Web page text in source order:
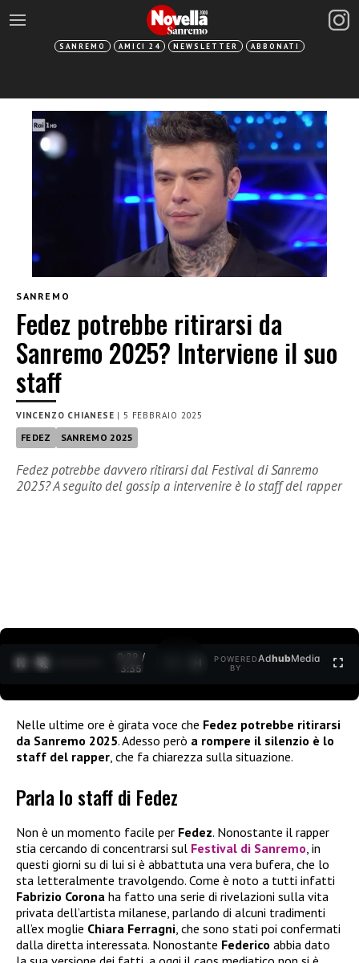
SANREMO AMICI 24 NEWSLETTER ABBONATI
SANREMO
Fedez potrebbe ritirarsi da
Sanremo 2025? Interviene il suo
staff
VINCENZO CHIANESE |5 FEBBRAIO 2025
FEDEZ SANREMO 2025
Fedez potrebbe davvero ritirarsi dal Festival di Sanremo
2025? A seguito del gossip a intervenire è lo staff del rapper
0:30 /
3:35
POWERED
BY
AdhubMedia
Nelle ultime ore è girata voce che Fedez potrebbe ritirarsi
da Sanremo 2025. Adesso però a rompere il silenzio è lo
staff del rapper , che fa chiarezza sulla situazione.
Parla lo staff di Fedez
Non è un momento facile per Fedez. Nonostante il rapper
stia cercando di concentrarsi sul Festival di Sanremo, in
questi giorni su di lui si è abbattuta una vera bufera, che lo
sta letteralmente travolgendo. Come è noto a tutti infatti
Fabrizio Corona ha fatto una serie di rivelazioni sulla vita
privata dell’artista milanese, parlando di alcuni tradimenti
all’ex moglie Chiara Ferragni, che sono stati poi confermati
dalla diretta interessata. Nonostante Federico abbia dato